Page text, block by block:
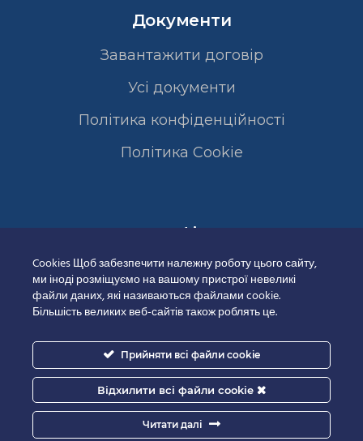
Документи
Завантажити договір
Усі документи
Політика конфіденційності
Полiтика Cookie
Сертифікати
Cookies Щоб забезпечити належну роботу цього сайту,
ми іноді розміщуємо на вашому пристрої невеликі
файли даних, які називаються файлами cookie.
Більшість великих веб-сайтів також роблять це.
Прийняти всі файли cookie
Відхилити всі файли cookie
Читати далі